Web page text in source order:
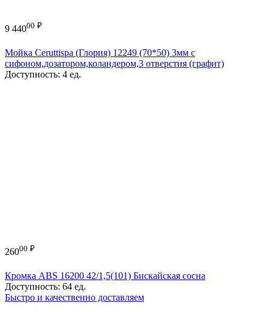
9 44000 ₽
Мойка Ceruttispa (Глория) 12249 (70*50) 3мм с
сифоном,дозатором,коландером,3 отверстия (графит)
Доступность: 4 ед.
26000 ₽
Кромка ABS 16200 42/1,5(101) Бискайская сосна
Доступность: 64 ед.
Быстро и качественно доставляем